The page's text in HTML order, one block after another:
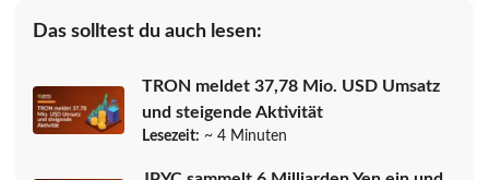
Das solltest du auch lesen:
TRON meldet 37,78 Mio. USD Umsatz
und steigende Aktivität
Lesezeit: ~ 4 Minuten